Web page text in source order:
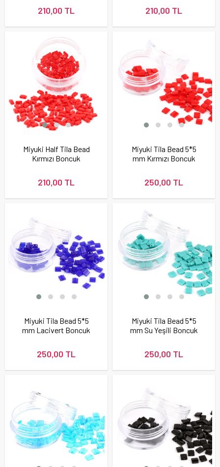
210,00 TL 210,00 TL
Miyuki Half Tila Bead
Kırmızı Boncuk
210,00 TL
Miyuki Tila Bead 5*5
mm Kırmızı Boncuk
250,00 TL
Miyuki Tila Bead 5*5
mm Lacivert Boncuk
250,00 TL
Miyuki Tila Bead 5*5
mm Su Yeşili Boncuk
250,00 TL